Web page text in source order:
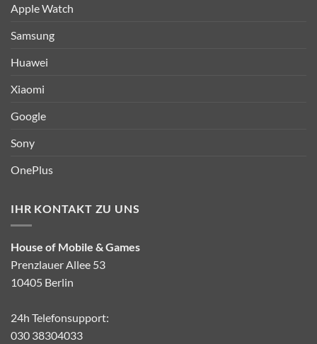
Apple Watch
Samsung
Huawei
Xiaomi
Google
Sony
OnePlus
IHR KONTAKT ZU UNS
House of Mobile & Games
Prenzlauer Allee 53
10405 Berlin
24h Telefonsupport:
030 38304033